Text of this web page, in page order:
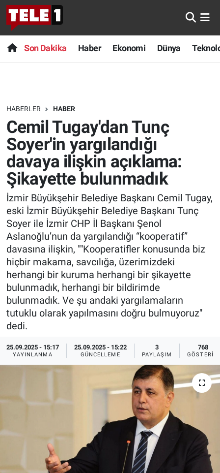
Son Dakika Haber Ekonomi Dünya
HABERLER HABER
Cemil Tugay'dan Tunç
Soyer'in yargılandığı
davaya ilişkin açıklama:
Şikayette bulunmadık
İzmir Büyükşehir Belediye Başkanı Cemil Tugay,
eski İzmir Büyükşehir Belediye Başkanı Tunç
Soyer ile İzmir CHP İl Başkanı Şenol
Aslanoğlu’nun da yargılandığı “kooperatif”
davasına ilişkin, ""Kooperatifler konusunda biz
hiçbir makama, savcılığa, üzerimizdeki
herhangi bir kuruma herhangi bir şikayette
bulunmadık, herhangi bir bildirimde
bulunmadık. Ve şu andaki yargılamaların
tutuklu olarak yapılmasını doğru bulmuyoruz"
dedi.
25.09.2025 - 15:17
YAYINLANMA
25.09.2025 - 15:22
GÜNCELLEME
3
PAYLAŞIM
768
GÖSTERIM
Anında Manşet
Başka Sohbetler
Bilim turu
Bilim ve Teknoloji Evreni
Doğa Konuşuyor
Dünya
Ege Saati
Ege'den Esintiler
Eğitim
Eğlence
Ekonomi
Gerçeğin İzinde
Gün Ortası
Gündem Özel
Son Dakika
Haber
Dünya
Teknoloji
Sağlık
Spor
Yayın Akışı
İletişim
Nöbetçi Eczaneler
Hava Durumu
Trafik Durumu
Süper Lig Puan Durumu ve Fikstür
Tüm Manşetler
Son Dakika Haberleri
Haber Arşivi